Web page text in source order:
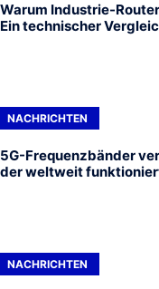
Warum Industrie-
Ein technischer
NACHRICHTEN
5G-Frequenzbänder
der weltweit
NACHRICHTEN